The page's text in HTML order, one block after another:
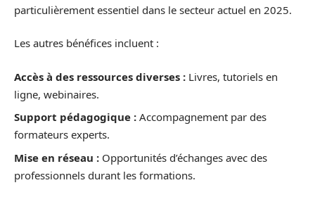
particulièrement essentiel dans le secteur actuel en 2025.
Les autres bénéfices incluent :
Accès à des ressources diverses : Livres, tutoriels en
ligne, webinaires.
Support pédagogique : Accompagnement par des
formateurs experts.
Mise en réseau : Opportunités d’échanges avec des
professionnels durant les formations.